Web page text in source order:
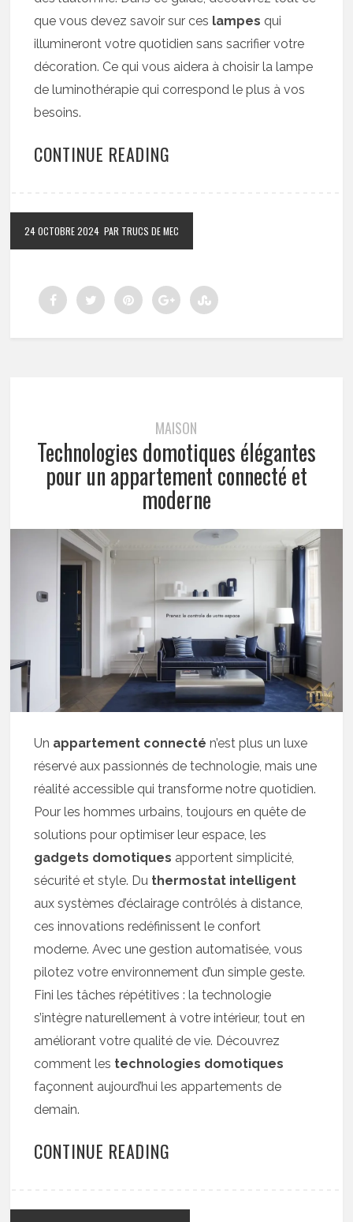
que vous devez savoir sur ces lampes qui
illumineront votre quotidien sans sacrifier votre
décoration. Ce qui vous aidera à choisir la lampe
de luminothérapie qui correspond le plus à vos
besoins.
CONTINUE READING
24 OCTOBRE 2024 PAR TRUCS DE MEC
MAISON
Technologies domotiques élégantes
pour un appartement connecté et
moderne
Un appartement connecté n’est plus un luxe
réservé aux passionnés de technologie, mais une
réalité accessible qui transforme notre quotidien.
Pour les hommes urbains, toujours en quête de
solutions pour optimiser leur espace, les
gadgets domotiques apportent simplicité,
sécurité et style. Du thermostat intelligent
aux systèmes d’éclairage contrôlés à distance,
ces innovations redéfinissent le confort
moderne. Avec une gestion automatisée, vous
pilotez votre environnement d’un simple geste.
Fini les tâches répétitives : la technologie
s’intègre naturellement à votre intérieur, tout en
améliorant votre qualité de vie. Découvrez
comment les technologies domotiques
façonnent aujourd’hui les appartements de
demain.
CONTINUE READING